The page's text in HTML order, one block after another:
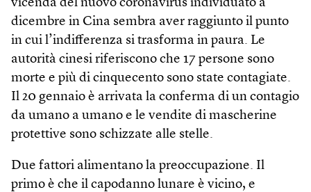
vicenda del nuovo coronavirus individuato a
dicembre in Cina sembra aver raggiunto il punto
in cui l’indifferenza si trasforma in paura. Le
autorità cinesi riferiscono che 17 persone sono
morte e più di cinquecento sono state contagiate.
Il 20 gennaio è arrivata la conferma di un contagio
da umano a umano e le vendite di mascherine
protettive sono schizzate alle stelle.
Due fattori alimentano la preoccupazione. Il
primo è che il capodanno lunare è vicino, e